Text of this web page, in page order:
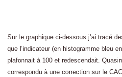
Sur le graphique ci-dessous j’ai tracé
que l’indicateur (en histogramme bleu
plafonnait à 100 et redescendait.
correspondu à une correction sur le